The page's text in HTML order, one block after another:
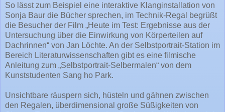
So lässt zum Beispiel eine interaktive Klanginstallation von
Sonja Baur die Bücher sprechen, im Technik-Regal begrüßt
die Besucher der Film „Heute im Test: Ergebnisse aus der
Untersuchung über die Einwirkung von Körperteilen auf
Dachrinnen“ von Jan Löchte. An der Selbstportrait-Station im
Bereich Literaturwissenschaften gibt es eine filmische
Anleitung zum „Selbstportrait-Selbermalen“ von dem
Kunststudenten Sang ho Park.
Unsichtbare räuspern sich, hüsteln und gähnen zwischen
den Regalen, überdimensional große Süßigkeiten von